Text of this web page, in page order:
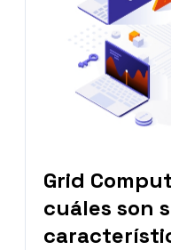
Grid
cuáles son